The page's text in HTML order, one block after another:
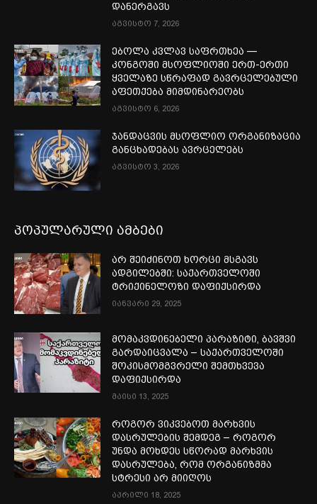
დანერგავს
აგვისტო 7, 2026
ებოლა კვლავ საფრთხეა —
კონგოში მსოფლიოში ერთ-ერთი
ყველაზე სწრაფად გავრცელებული
აფეთქება მიმდინარეობს
აგვისტო 6, 2026
ჯანდაცვის მსოფლიო ორგანიზაცია
განცხადებას ავრცელებს
აგვისტო 3, 2026
პოპულარული ამბები
არ შეიძინოთ ხორცი მსგავს
ადგილებში: საქართველოში
ტრიქინელოზი დაფიქსირდა
იანვარი 29, 2025
მომაკვდინებელი პარაზიტი, ბავშვი
გარდაიცვალა – საქართველოში
შოკისმომგვრელი შემთხვევა
დაფიქსირდა
მაისი 13, 2025
როგორ ვიკვებოთ მარხვის
დასრულების შემდეგ – როგორ
უნდა მოხდეს სწორად მარხვის
დასრულება, რომ ორგანიზმმა
სტრესი არ მიიღოს
აპრილი 18, 2025